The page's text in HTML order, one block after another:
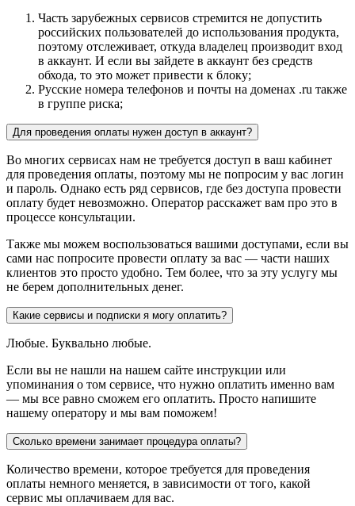
Часть зарубежных сервисов стремится не допустить
российских пользователей до использования продукта,
поэтому отслеживает, откуда владелец производит вход
в аккаунт. И если вы зайдете в аккаунт без средств
обхода, то это может привести к блоку;
Русские номера телефонов и почты на доменах .ru также
в группе риска;
Для проведения оплаты нужен доступ в аккаунт?
Во многих сервисах нам не требуется доступ в ваш кабинет
для проведения оплаты, поэтому мы не попросим у вас логин
и пароль. Однако есть ряд сервисов, где без доступа провести
оплату будет невозможно. Оператор расскажет вам про это в
процессе консультации.
Также мы можем воспользоваться вашими доступами, если вы
сами нас попросите провести оплату за вас — части наших
клиентов это просто удобно. Тем более, что за эту услугу мы
не берем дополнительных денег.
Какие сервисы и подписки я могу оплатить?
Любые. Буквально любые.
Если вы не нашли на нашем сайте инструкции или
упоминания о том сервисе, что нужно оплатить именно вам
— мы все равно сможем его оплатить. Просто напишите
нашему оператору и мы вам поможем!
Сколько времени занимает процедура оплаты?
Количество времени, которое требуется для проведения
оплаты немного меняется, в зависимости от того, какой
сервис мы оплачиваем для вас.